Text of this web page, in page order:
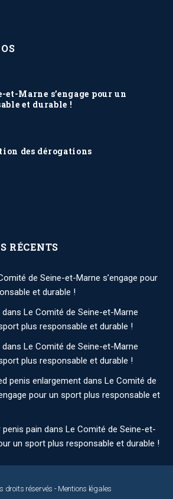
et-Marne s’engage pour un
et durable !
des dérogations
RÉCENTS
de Seine-et-Marne s’engage pour
et durable !
dans Le Comité de Seine-et-Marne
plus responsable et durable !
dans Le Comité de Seine-et-Marne
plus responsable et durable !
penis enlargement dans Le Comité de
pour un sport plus responsable et
pain dans Le Comité de Seine-et-
un sport plus responsable et durable !
droits réservés - Mentions légales